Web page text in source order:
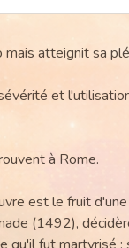
atteignit sa
et
à Rome.
est le fruit
(1492),